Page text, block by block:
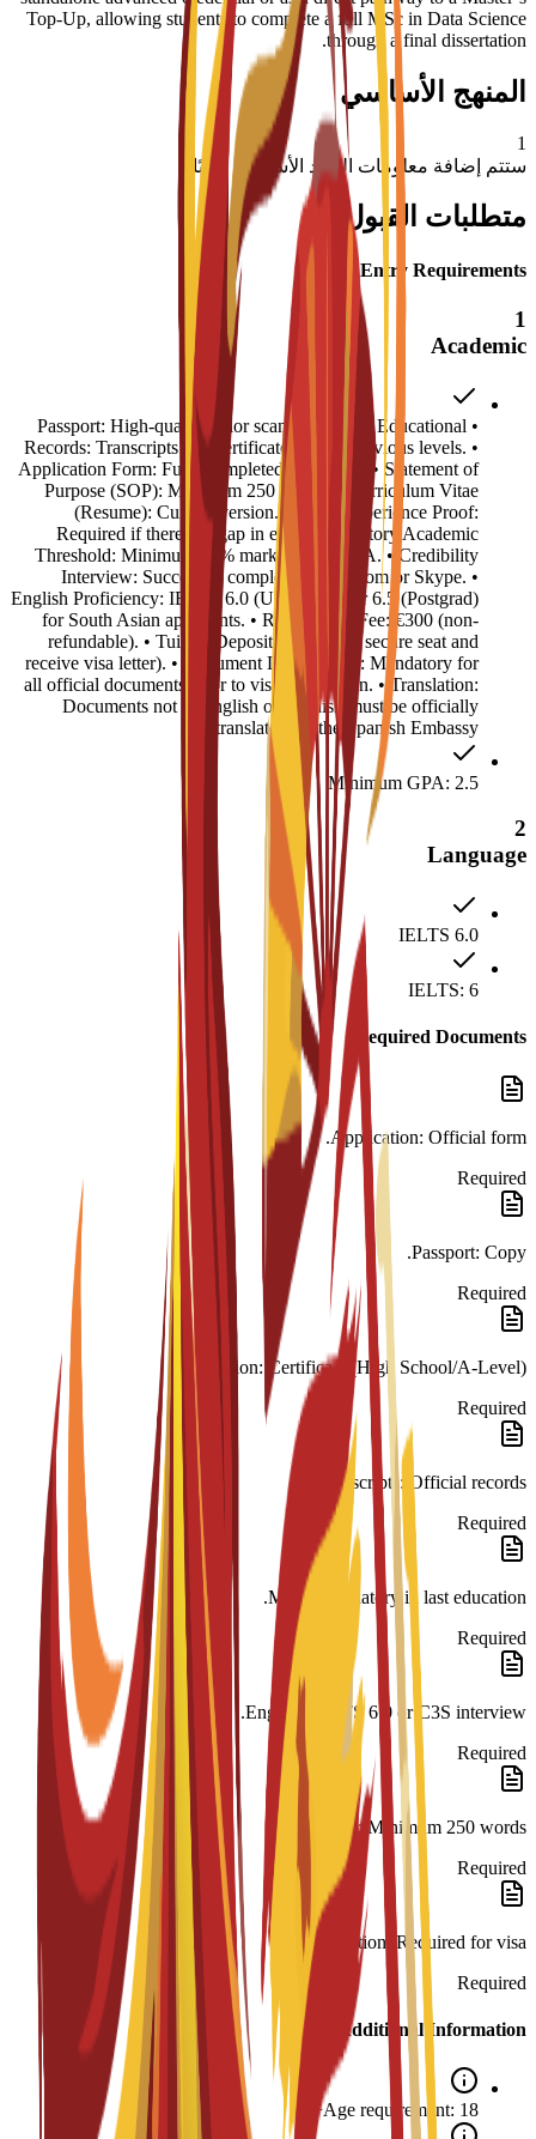
Top-Up, allowing students to complete a full MSc in Data Science
through a final dissertation.
المنهج الأساسي
1
ستتم إضافة معلومات المواد الأساسية قريبًا
متطلبات القبول
Entry Requirements
1
Academic
• Passport: High-quality color scanned copy. • Educational
Records: Transcripts and certificates for all previous levels. •
Application Form: Fully completed C3S form. • Statement of
Purpose (SOP): Minimum 250 words. • Curriculum Vitae
(Resume): Current version. • Work Experience Proof:
Required if there is a gap in education history.Academic
Threshold: Minimum 50% marks or 2.5 GPA. • Credibility
Interview: Successful completion via Zoom or Skype. •
English Proficiency: IELTS 6.0 (Undergrad) or 6.5 (Postgrad)
for South Asian applicants. • Registration Fee: €300 (non-
refundable). • Tuition Deposit: €4,500 (to secure seat and
receive visa letter). • Document Legalization: Mandatory for
all official documents prior to visa submission. • Translation:
Documents not in English or Spanish must be officially
translated for the Spanish Embassy.
Minimum GPA: 2.5
2
Language
IELTS 6.0
IELTS: 6
Required Documents
Application: Official form.
Required
Passport: Copy.
Required
Education: Certificate (High School/A-Level).
Required
Transcripts: Official records.
Required
Math: Mandatory in last education.
Required
English: IELTS 6.0 or C3S interview.
Required
SOP: Minimum 250 words.
Required
Legalization: Required for visa.
Required
Additional Information
Age requirement: 18+